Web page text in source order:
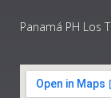
Panamá PH Los